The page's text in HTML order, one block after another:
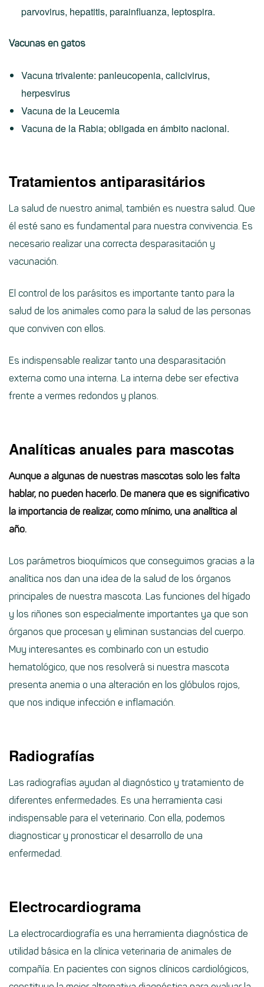
parvovirus, hepatitis, parainfluanza, leptospira.
Vacunas en gatos
Vacuna trivalente: panleucopenia, calicivirus,
herpesvirus
Vacuna de la Leucemia
Vacuna de la Rabia; obligada en ámbito nacional.
Tratamientos antiparasitários
La salud de nuestro animal, también es nuestra salud. Que
él esté sano es fundamental para nuestra convivencia. Es
necesario realizar una correcta desparasitación y
vacunación.
El control de los parásitos es importante tanto para la
salud de los animales como para la salud de las personas
que conviven con ellos.
Es indispensable realizar tanto una desparasitación
externa como una interna. La interna debe ser efectiva
frente a vermes redondos y planos.
Analíticas anuales para mascotas
Aunque a algunas de nuestras mascotas solo les falta
hablar, no pueden hacerlo. De manera que es significativo
la importancia de realizar, como mínimo, una analítica al
año.
Los parámetros bioquímicos que conseguimos gracias a la
analítica nos dan una idea de la salud de los órganos
principales de nuestra mascota. Las funciones del hígado
y los riñones son especialmente importantes ya que son
órganos que procesan y eliminan sustancias del cuerpo.
Muy interesantes es combinarlo con un estudio
hematológico, que nos resolverá si nuestra mascota
presenta anemia o una alteración en los glóbulos rojos,
que nos indique infección e inflamación.
Radiografías
Las radiografías ayudan al diagnóstico y tratamiento de
diferentes enfermedades. Es una herramienta casi
indispensable para el veterinario. Con ella, podemos
diagnosticar y pronosticar el desarrollo de una
enfermedad.
Electrocardiograma
La electrocardiografía es una herramienta diagnóstica de
utilidad básica en la clínica veterinaria de animales de
compañía. En pacientes con signos clínicos cardiológicos,